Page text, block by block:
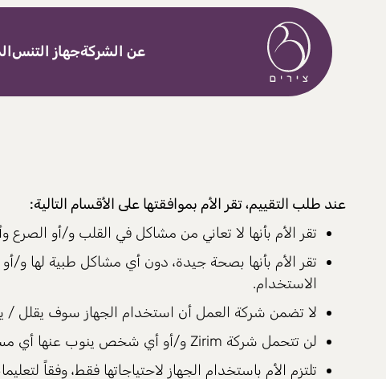
تخطى إلى المحتوى
عن الشركةجهاز التنس
عند طلب التقييم، تقر الأم بموافقتها على الأقسام التالية:
تقر الأم بأنها لا تعاني من مشاكل في القلب و/أو
تقر الأم بأنها بصحة جيدة، دون أي مشاكل طبية لها
الاستخدام.
لا تضمن شركة العمل أن استخدام الجهاز سوف يقلل /
لن تتحمل شركة Zirim و/أو أي شخص ينوب عنها أي مسؤولية عن أي ضرر يحدث بشكل مباشر أو غير مباشر نتيجة استخدام الجهاز.
تلتزم الأم باستخدام الجهاز لاحتياجاتها فقط، وفقاً